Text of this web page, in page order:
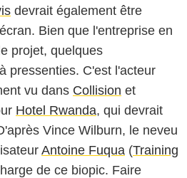
devrait également être
Bien que l'entreprise en
projet, quelques
pressenties. C'est l'acteur
vu dans Collision et
Hotel Rwanda, qui devrait
Vince Wilburn, le neveu
Antoine Fuqua (Training
de ce biopic. Faire